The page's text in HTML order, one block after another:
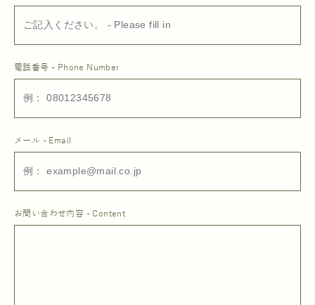
電話番号 - Phone Number
メール - Email
お問い合わせ内容 - Content